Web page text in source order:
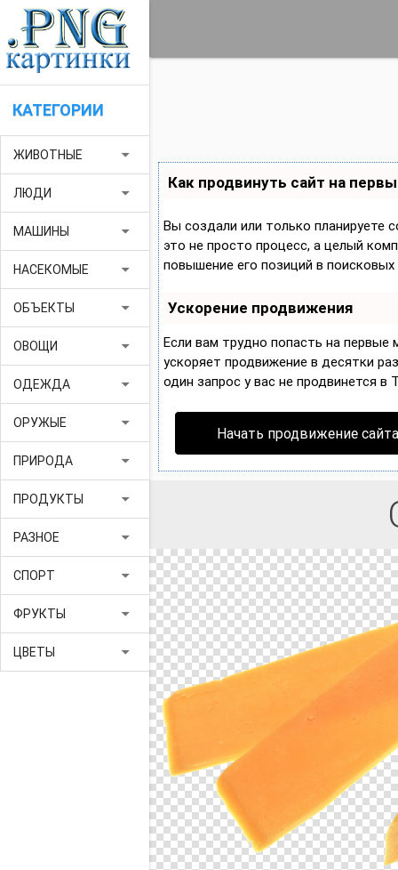
КАТЕГОРИИ
ЖИВОТНЫЕ arrow_drop_down
ЛЮДИ arrow_drop_down
МАШИНЫ arrow_drop_down
НАСЕКОМЫЕ arrow_drop_down
ОБЪЕКТЫ arrow_drop_down
ОВОЩИ arrow_drop_down
ОДЕЖДА arrow_drop_down
ОРУЖЫЕ arrow_drop_down
ПРИРОДА arrow_drop_down
ПРОДУКТЫ arrow_drop_down
РАЗНОЕ arrow_drop_down
СПОРТ arrow_drop_down
ФРУКТЫ arrow_drop_down
ЦВЕТЫ arrow_drop_down
Как продвинуть сайт на
Вы создали или только планируете
это не просто процесс, а целый
повышение его позиций в поисковых
Ускорение продвижения
Если вам трудно попасть на первые
ускоряет продвижение в десятки
один запрос у вас не продвинется в
Начать продвижение сайта